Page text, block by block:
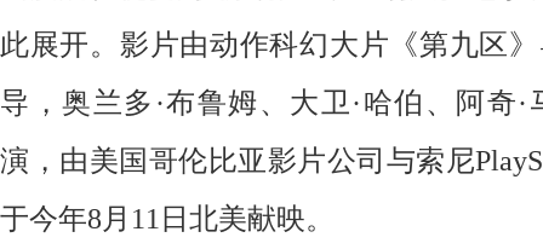
此展开。影片由动作科幻大片《第九区
导，奥兰多·布鲁姆、大卫·哈伯、阿奇
演，由美国哥伦比亚影片公司与索尼
于今年8月11日北美献映。